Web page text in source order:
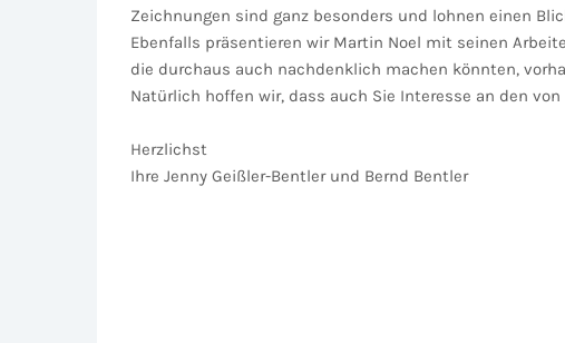
Zeichnungen sind ganz besonders und lohnen einen
Ebenfalls präsentieren wir Martin Noel mit seinen
die durchaus auch nachdenklich machen könnten,
Natürlich hoffen wir, dass auch Sie Interesse an den
Herzlichst
Ihre Jenny Geißler-Bentler und Bernd Bentler